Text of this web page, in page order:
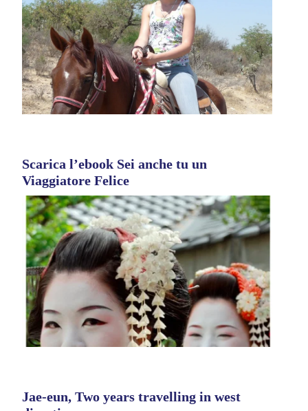
Scarica l’ebook Sei anche tu un
Viaggiatore Felice
Jae-eun, Two years travelling in west